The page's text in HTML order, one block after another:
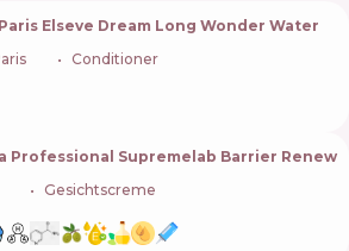
Elseve Dream Long Wonder Water
Conditioner
Professional Supremelab Barrier Renew
Gesichtscreme